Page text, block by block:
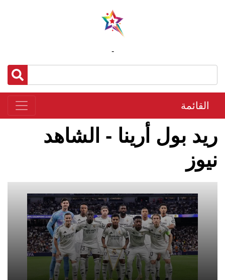
-
القائمة
ريد بول أرينا - الشاهد
نيوز